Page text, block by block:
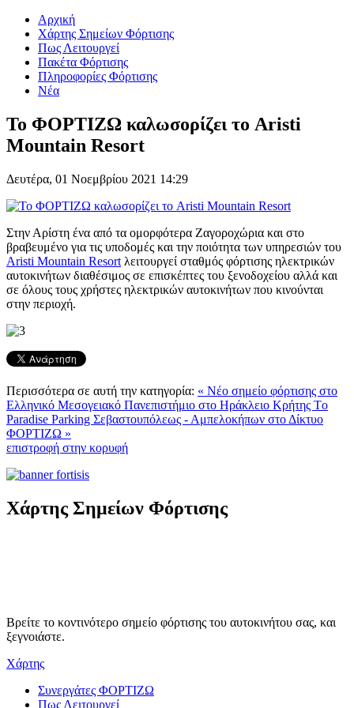
Αρχική
Χάρτης Σημείων Φόρτισης
Πως Λειτουργεί
Πακέτα Φόρτισης
Πληροφορίες Φόρτισης
Νέα
To ΦΟΡΤΙΖΩ καλωσορίζει το Aristi
Mountain Resort
Δευτέρα, 01 Νοεμβρίου 2021 14:29
Στην Αρίστη ένα από τα ομορφότερα Ζαγοροχώρια και στο
βραβευμένο για τις υποδομές και την ποιότητα των υπηρεσιών του
Aristi Mountain Resort λειτουργεί σταθμός φόρτισης ηλεκτρικών
αυτοκινήτων διαθέσιμος σε επισκέπτες του ξενοδοχείου αλλά και
σε όλους τους χρήστες ηλεκτρικών αυτοκινήτων που κινούνται
στην περιοχή.
Περισσότερα σε αυτή την κατηγορία: « Νέο σημείο φόρτισης στο
Ελληνικό Μεσογειακό Πανεπιστήμιο στο Ηράκλειο Κρήτης Tο
Paradise Parking Σεβαστουπόλεως - Αμπελοκήπων στο Δίκτυο
ΦΟΡΤΙΖΩ »
επιστροφή στην κορυφή
Χάρτης Σημείων Φόρτισης
Βρείτε το κοντινότερο σημείο φόρτισης του αυτοκινήτου σας, και
ξεγνοιάστε.
Χάρτης
Συνεργάτες ΦΟΡΤΙΖΩ
Πως Λειτουργεί